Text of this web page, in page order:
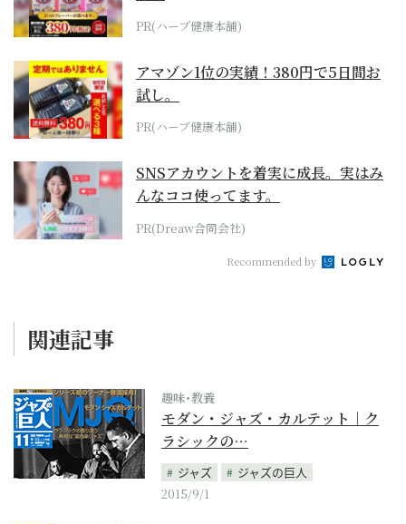
PR(ハーブ健康本舗)
アマゾン1位の実績！380円で5日間お
試し。
PR(ハーブ健康本舗)
SNSアカウントを着実に成長。実はみ
んなココ使ってます。
PR(Dreaw合同会社)
Recommended by
関連記事
趣味･教養
モダン・ジャズ・カルテット｜ク
ラシックの…
ジャズ
ジャズの巨人
2015/9/1